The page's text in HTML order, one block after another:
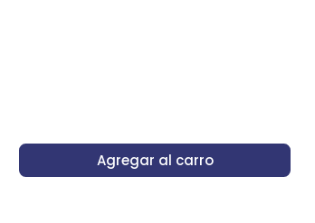
Agregar al carro